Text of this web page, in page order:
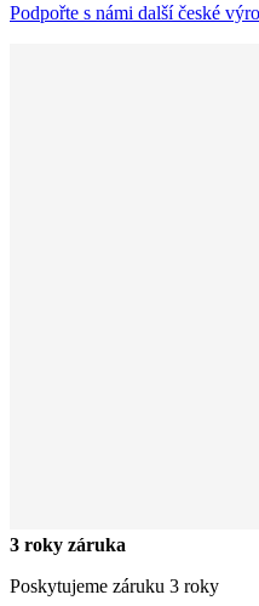
Podpořte s námi další české
3 roky záruka
Poskytujeme záruku 3 roky